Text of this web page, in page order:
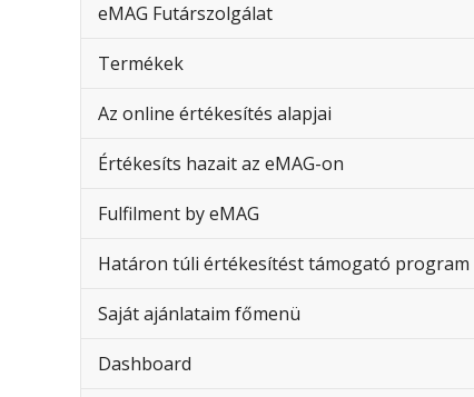
eMAG Futárszolgálat
Termékek
Az online értékesítés alapjai
Értékesíts hazait az eMAG-on
Fulfilment by eMAG
Határon túli értékesítést támogató program
Saját ajánlataim főmenü
Dashboard